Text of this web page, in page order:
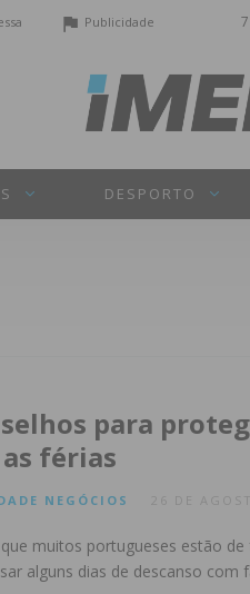
Publicidade
DESPORTO
para
férias
NEGÓCIOS 26 DE
muitos portugueses estão
alguns dias de descanso